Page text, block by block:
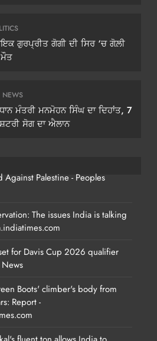
ਗੁਰਪ੍ਰੀਤ ਗੋਗੀ ਦੀ ਸਿਰ ‘ਚ ਗੋਲ਼ੀ
NEWS
ਮੰਤਰੀ ਮਨਮੋਹਨ ਸਿੰਘ ਦਾ ਦਿਹਾਂਤ, 7
ਸੋਗ ਦਾ ਐਲਾਨ
Palestine - Peoples
The issues India is talking
for Davis Cup 2026 qualifier
Boots' climber's body from
Report -